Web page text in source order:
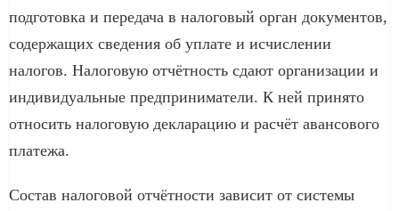
подготовка и передача в налоговый орган документов,
содержащих сведения об уплате и исчислении
налогов. Налоговую отчётность сдают организации и
индивидуальные предприниматели. К ней принято
относить налоговую декларацию и расчёт авансового
платежа.
Состав налоговой отчётности зависит от системы